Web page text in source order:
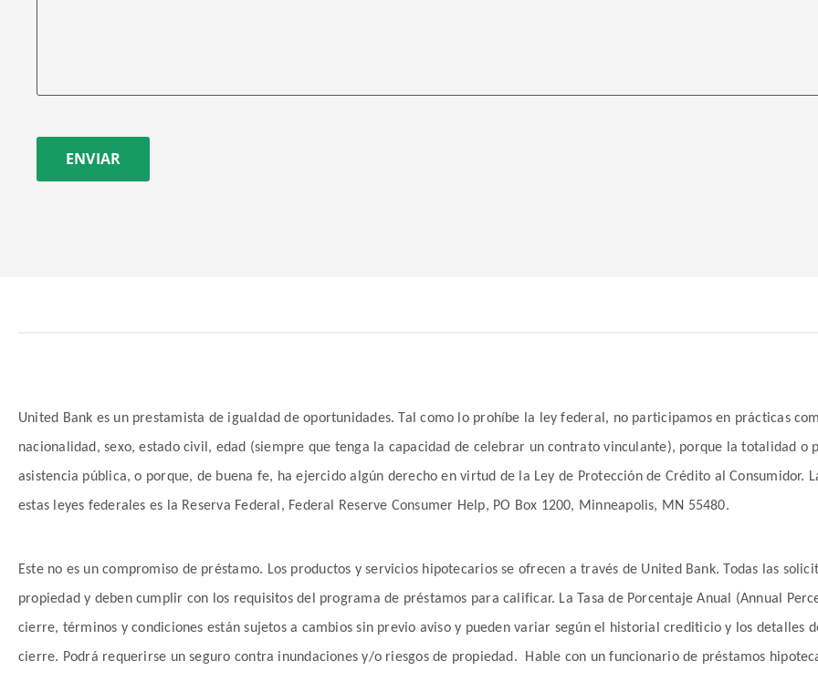
ENVIAR
United Bank es un prestamista de igualdad de oportunidades. Tal como lo prohíbe la ley federal, no participamos en prácticas
nacionalidad, sexo, estado civil, edad (siempre que tenga la capacidad de celebrar un contrato vinculante), porque la totalidad
asistencia pública, o porque, de buena fe, ha ejercido algún derecho en virtud de la Ley de Protección de Crédito al
estas leyes federales es la Reserva Federal, Federal Reserve Consumer Help, PO Box 1200, Minneapolis, MN 55480.
Este no es un compromiso de préstamo. Los productos y servicios hipotecarios se ofrecen a través de United Bank. Todas las
propiedad y deben cumplir con los requisitos del programa de préstamos para calificar. La Tasa de Porcentaje Anual (Annual
cierre, términos y condiciones están sujetos a cambios sin previo aviso y pueden variar según el historial crediticio y los detalles
cierre. Podrá requerirse un seguro contra inundaciones y/o riesgos de propiedad. Hable con un funcionario de préstamos